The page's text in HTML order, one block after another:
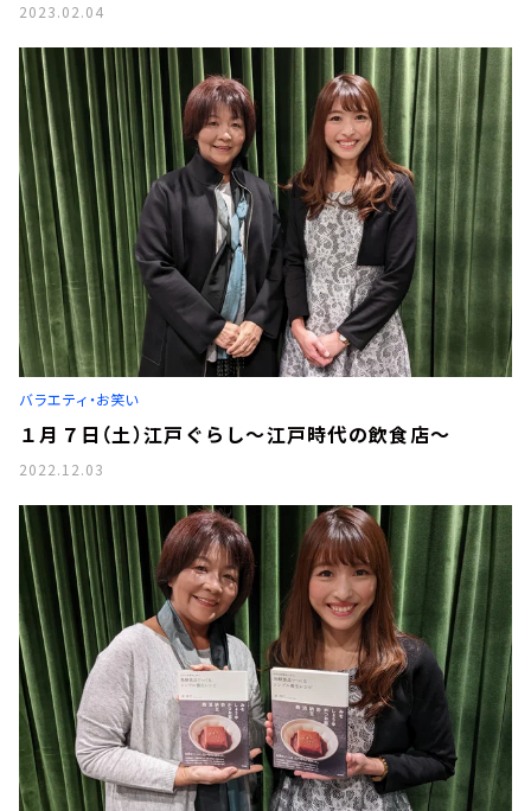
2023.02.04
バラエティ・お笑い
１月７日（土）江戸ぐらし～江戸時代の飲食店～
2022.12.03